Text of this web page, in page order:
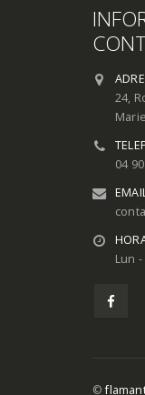
24,
04
Lun
©